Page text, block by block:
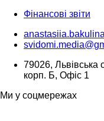
Фінансові звіти
79026, Львівська
корп. Б, Офіс 1
Ми у соцмережах